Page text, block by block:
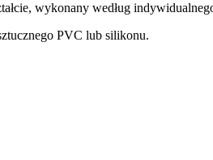
wykonany według
PVC lub silikonu.